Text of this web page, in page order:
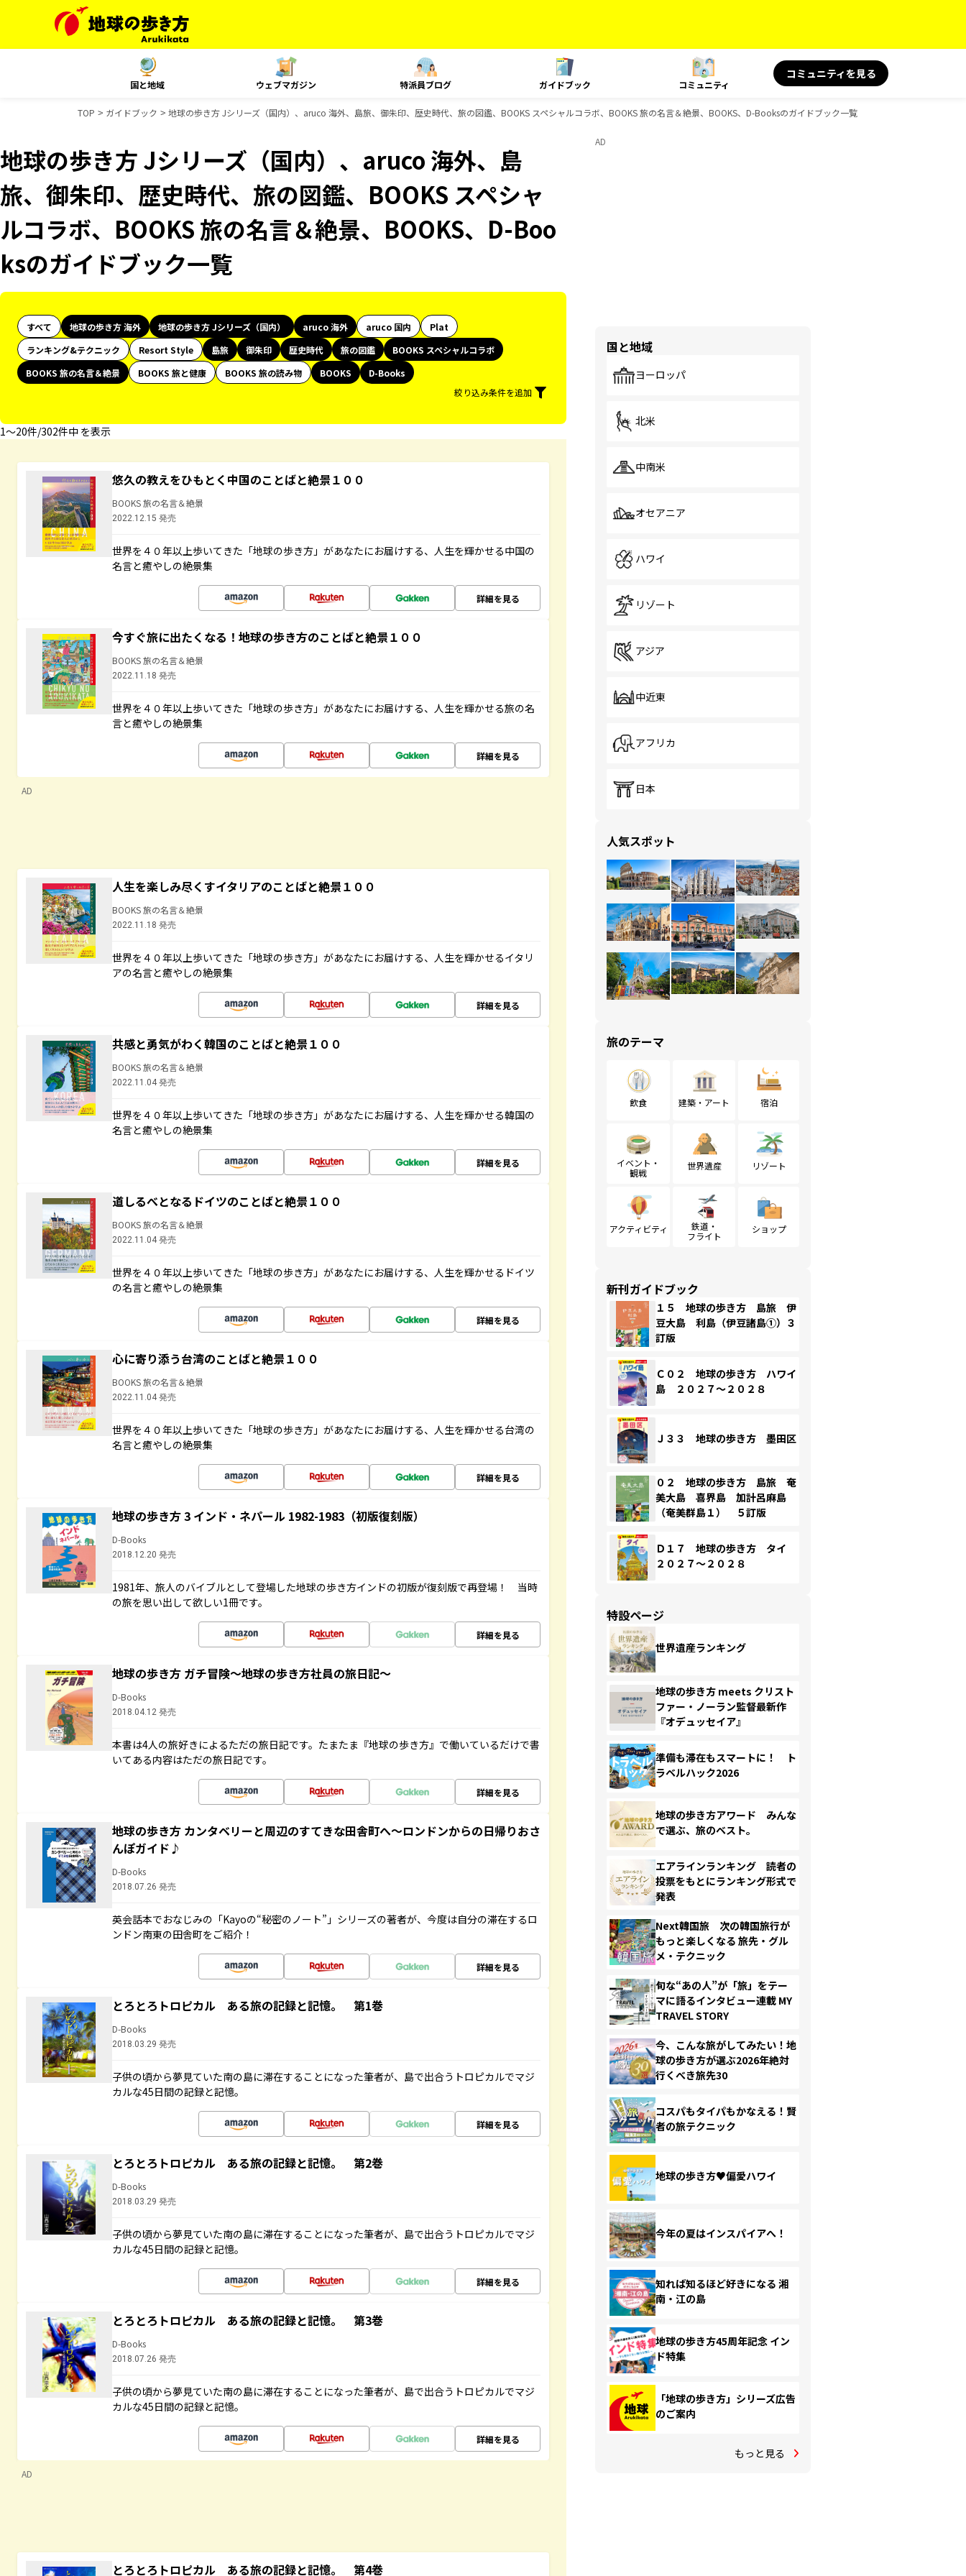
国と地域 ウェブマガジン 特派員ブログ ガイドブック コミュニティ
コミュニティを見る
TOP ガイドブック 地球の歩き方 Jシリーズ（国内）、aruco 海外、島旅、御朱印、歴史時代、旅の図鑑、BOOKS スペシャルコラボ、BOOKS 旅の名言＆絶景、BOOKS、D-Booksのガイドブック一覧
地球の歩き方 Jシリーズ（国内）、aruco 海外、島
旅、御朱印、歴史時代、旅の図鑑、BOOKS スペシャ
ルコラボ、BOOKS 旅の名言＆絶景、BOOKS、D-Boo
ksのガイドブック一覧
すべて 地球の歩き方 海外 地球の歩き方 Jシリーズ（国内） aruco 海外 aruco 国内
Plat
ランキング&テクニック
Resort Style 島旅 御朱印 歴史時代 旅の図鑑
BOOKS スペシャルコラボ
BOOKS 旅の名言＆絶景
BOOKS 旅と健康 BOOKS 旅の読み物 BOOKS
D-Books
絞り込み条件を追加
1〜20件/302件中 を表示
悠久の教えをひもとく中国のことばと絶景１００
BOOKS 旅の名言＆絶景
2022.12.15 発売
世界を４０年以上歩いてきた「地球の歩き方」があなたにお届けする、人生を輝かせる中国の
名言と癒やしの絶景集
詳細を見る
今すぐ旅に出たくなる！地球の歩き方のことばと絶景１００
BOOKS 旅の名言＆絶景
2022.11.18 発売
世界を４０年以上歩いてきた「地球の歩き方」があなたにお届けする、人生を輝かせる旅の名
言と癒やしの絶景集
詳細を見る
AD
人生を楽しみ尽くすイタリアのことばと絶景１００
BOOKS 旅の名言＆絶景
2022.11.18 発売
世界を４０年以上歩いてきた「地球の歩き方」があなたにお届けする、人生を輝かせるイタリ
アの名言と癒やしの絶景集
詳細を見る
共感と勇気がわく韓国のことばと絶景１００
BOOKS 旅の名言＆絶景
2022.11.04 発売
世界を４０年以上歩いてきた「地球の歩き方」があなたにお届けする、人生を輝かせる韓国の
名言と癒やしの絶景集
詳細を見る
道しるべとなるドイツのことばと絶景１００
BOOKS 旅の名言＆絶景
2022.11.04 発売
世界を４０年以上歩いてきた「地球の歩き方」があなたにお届けする、人生を輝かせるドイツ
の名言と癒やしの絶景集
詳細を見る
心に寄り添う台湾のことばと絶景１００
BOOKS 旅の名言＆絶景
2022.11.04 発売
世界を４０年以上歩いてきた「地球の歩き方」があなたにお届けする、人生を輝かせる台湾の
名言と癒やしの絶景集
詳細を見る
地球の歩き方 3 インド・ネパール 1982-1983（初版復刻版）
D-Books
2018.12.20 発売
1981年、旅人のバイブルとして登場した地球の歩き方インドの初版が復刻版で再登場！ 当時
の旅を思い出して欲しい1冊です。
詳細を見る
地球の歩き方 ガチ冒険～地球の歩き方社員の旅日記～
D-Books
2018.04.12 発売
本書は4人の旅好きによるただの旅日記です。たまたま『地球の歩き方』で働いているだけで書
いてある内容はただの旅日記です。
詳細を見る
地球の歩き方 カンタベリーと周辺のすてきな田舎町へ～ロンドンからの日帰りおさ
んぽガイド♪
D-Books
2018.07.26 発売
英会話本でおなじみの「Kayoの“秘密のノート”」シリーズの著者が、今度は自分の滞在するロ
ンドン南東の田舎町をご紹介！
詳細を見る
とろとろトロピカル ある旅の記録と記憶。 第1巻
D-Books
2018.03.29 発売
子供の頃から夢見ていた南の島に滞在することになった筆者が、島で出合うトロピカルでマジ
カルな45日間の記録と記憶。
詳細を見る
とろとろトロピカル ある旅の記録と記憶。 第2巻
D-Books
2018.03.29 発売
子供の頃から夢見ていた南の島に滞在することになった筆者が、島で出合うトロピカルでマジ
カルな45日間の記録と記憶。
詳細を見る
とろとろトロピカル ある旅の記録と記憶。 第3巻
D-Books
2018.07.26 発売
子供の頃から夢見ていた南の島に滞在することになった筆者が、島で出合うトロピカルでマジ
カルな45日間の記録と記憶。
詳細を見る
AD
とろとろトロピカル ある旅の記録と記憶。 第4巻
AD
国と地域
ヨーロッパ
北米
中南米
オセアニア
ハワイ
リゾート
アジア
中近東
アフリカ
日本
人気スポット
旅のテーマ
飲食 建築・アート 宿泊
イベント・
観戦
世界遺産 リゾート
アクティビティ
鉄道・
フライト
ショップ
新刊ガイドブック
１５ 地球の歩き方 島旅 伊
豆大島 利島（伊豆諸島①）３
訂版
Ｃ０２ 地球の歩き方 ハワイ
島 ２０２７～２０２８
Ｊ３３ 地球の歩き方 墨田区
０２ 地球の歩き方 島旅 奄
美大島 喜界島 加計呂麻島
（奄美群島１） ５訂版
Ｄ１７ 地球の歩き方 タイ
２０２７～２０２８
特設ページ
世界遺産ランキング
地球の歩き方 meets クリスト
ファー・ノーラン監督最新作
『オデュッセイア』
準備も滞在もスマートに！ ト
ラベルハック2026
地球の歩き方アワード みんな
で選ぶ、旅のベスト。
エアラインランキング 読者の
投票をもとにランキング形式で
発表
Next韓国旅 次の韓国旅行が
もっと楽しくなる 旅先・グル
メ・テクニック
旬な“あの人”が「旅」をテー
マに語るインタビュー連載 MY
TRAVEL STORY
今、こんな旅がしてみたい！地
球の歩き方が選ぶ2026年絶対
行くべき旅先30
コスパもタイパもかなえる！賢
者の旅テクニック
地球の歩き方♥偏愛ハワイ
今年の夏はインスパイアへ！
知れば知るほど好きになる 湘
南・江の島
地球の歩き方45周年記念 イン
ド特集
「地球の歩き方」シリーズ広告
のご案内
もっと見る